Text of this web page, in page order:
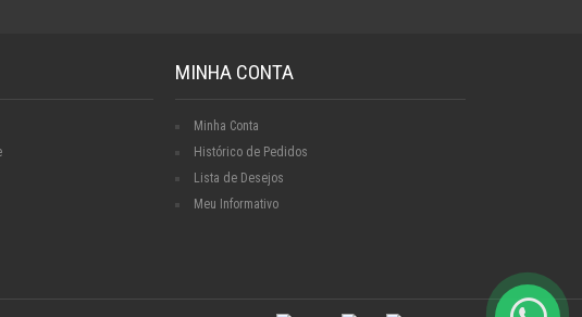
MINHA CONTA
Minha Conta
Histórico de Pedidos
Lista de Desejos
Meu Informativo